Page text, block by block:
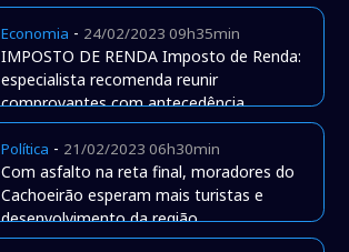
Economia - 24/02/2023 09h35min
IMPOSTO DE RENDA Imposto de Renda:
especialista recomenda reunir
comprovantes com antecedência
Política - 21/02/2023 06h30min
Com asfalto na reta final, moradores do
Cachoeirão esperam mais turistas e
desenvolvimento da região